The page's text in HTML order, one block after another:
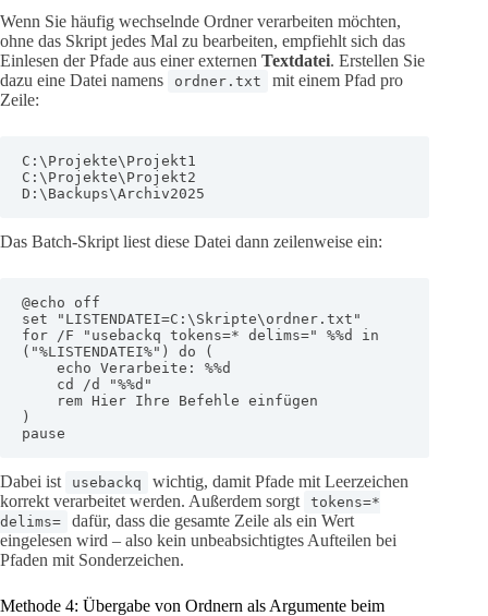
Wenn Sie häufig wechselnde Ordner verarbeiten möchten,
ohne das Skript jedes Mal zu bearbeiten, empfiehlt sich das
Einlesen der Pfade aus einer externen Textdatei. Erstellen Sie
dazu eine Datei namens
ordner.txt
mit einem Pfad pro
Zeile:
C:\Projekte\Projekt1
C:\Projekte\Projekt2
D:\Backups\Archiv2025
Das Batch-Skript liest diese Datei dann zeilenweise ein:
@echo off
set "LISTENDATEI=C:\Skripte\ordner.txt"
for /F "usebackq tokens=* delims=" %%d in
("%LISTENDATEI%") do (
)
pause
Dabei ist usebackq
wichtig, damit Pfade mit Leerzeichen
korrekt verarbeitet werden. Außerdem sorgt
tokens=*
delims=
dafür, dass die gesamte Zeile als ein Wert
eingelesen wird – also kein unbeabsichtigtes Aufteilen bei
Pfaden mit Sonderzeichen.
Methode 4: Übergabe von Ordnern als Argumente beim